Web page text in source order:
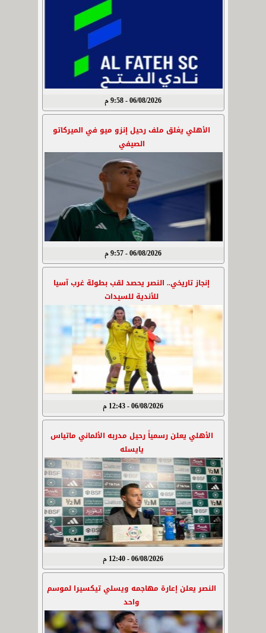
06/08/2026 - 9:58 م
الأهلي يغلق ملف رحيل إنزو ميو في الميركاتو
الصيفي
06/08/2026 - 9:57 م
إنجاز تاريخي.. النصر يحصد لقب بطولة غرب آسيا
للأندية للسيدات
06/08/2026 - 12:43 م
الأهلي يعلن رسمياً رحيل مدربه الألماني ماتياس
يايسله
06/08/2026 - 12:40 م
النصر يعلن إعارة مهاجمه ويسلي تيكسيرا لموسم
واحد